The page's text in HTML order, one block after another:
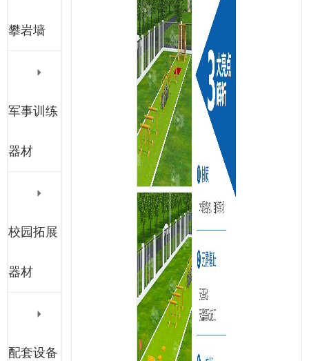
攀岩墙
军事训练
器材
校园拓展
器材
配套设备